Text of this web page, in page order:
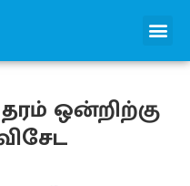
ஒன்றிற்கு